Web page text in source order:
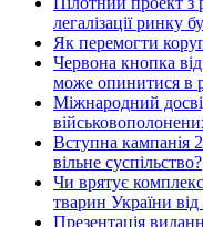
легалізації ринку
Як перемогти
Червона кнопка
може опинитися в
Міжнародний
Вступна кампанія
вільне суспільство?
Чи врятує
тварин України від
Презентація